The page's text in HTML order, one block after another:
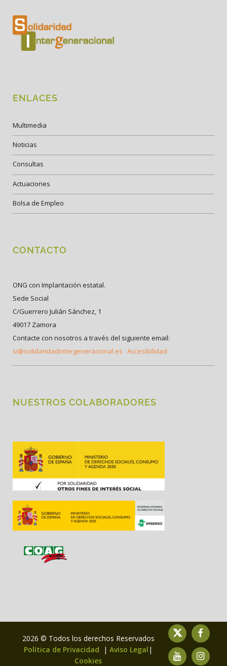
ENLACES
Multimedia
Noticias
Consultas
Actuaciones
Bolsa de Empleo
CONTACTO
ONG con Implantación estatal.
Sede Social
C/Guerrero Julián Sánchez, 1
49017 Zamora
Contacte con nosotros a través del siguiente email:
si@solidaridadintergeneracional.es Accesibilidad
NUESTROS COLABORADORES
2026 © Todos los derechos Reservados
Política de Privacidad
| Aviso Legal |
Cookies